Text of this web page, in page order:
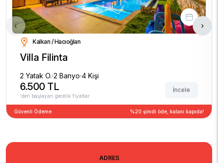
Kalkan / Hacıoğlan
Villa Filinta
2 Yatak O. 2 Banyo 4 Kişi
6.500 TL
'den başlayan gecelik fiyatlar
İncele
Güvenli Ödeme %20 şimdi öde, kalanı kapıda!
‹ ›
ADRES